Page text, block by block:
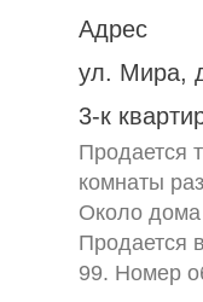
Адрес
ул. Мира,
3-к
Продается
комнаты
Около дома
Продается